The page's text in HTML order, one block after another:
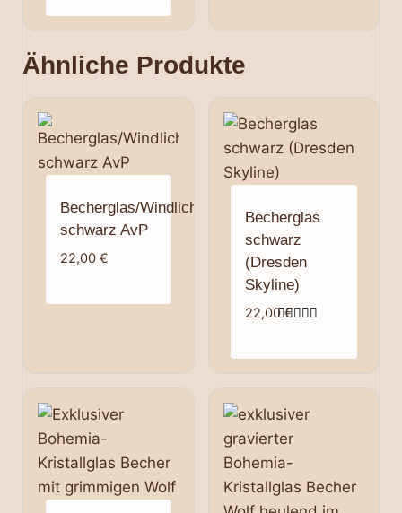
Ähnliche Produkte
Becherglas/Windlicht
schwarz AvP
22,00 €
Becherglas
schwarz
(Dresden
Skyline)
5.00
22,00€